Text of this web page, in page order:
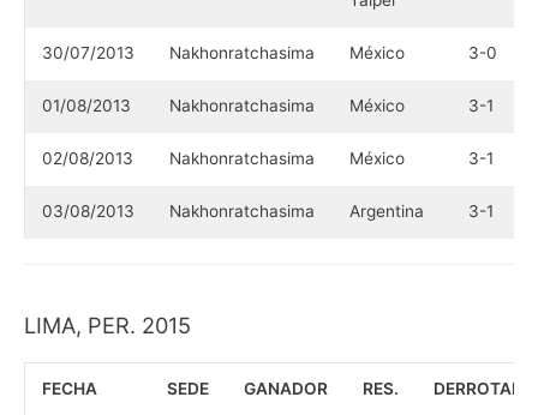
30/07/2013 Nakhonratchasima México 3-0
01/08/2013 Nakhonratchasima México 3-1
02/08/2013 Nakhonratchasima México 3-1
03/08/2013 Nakhonratchasima Argentina 3-1
LIMA, PER. 2015
FECHA SEDE GANADOR RES. DERROTADO